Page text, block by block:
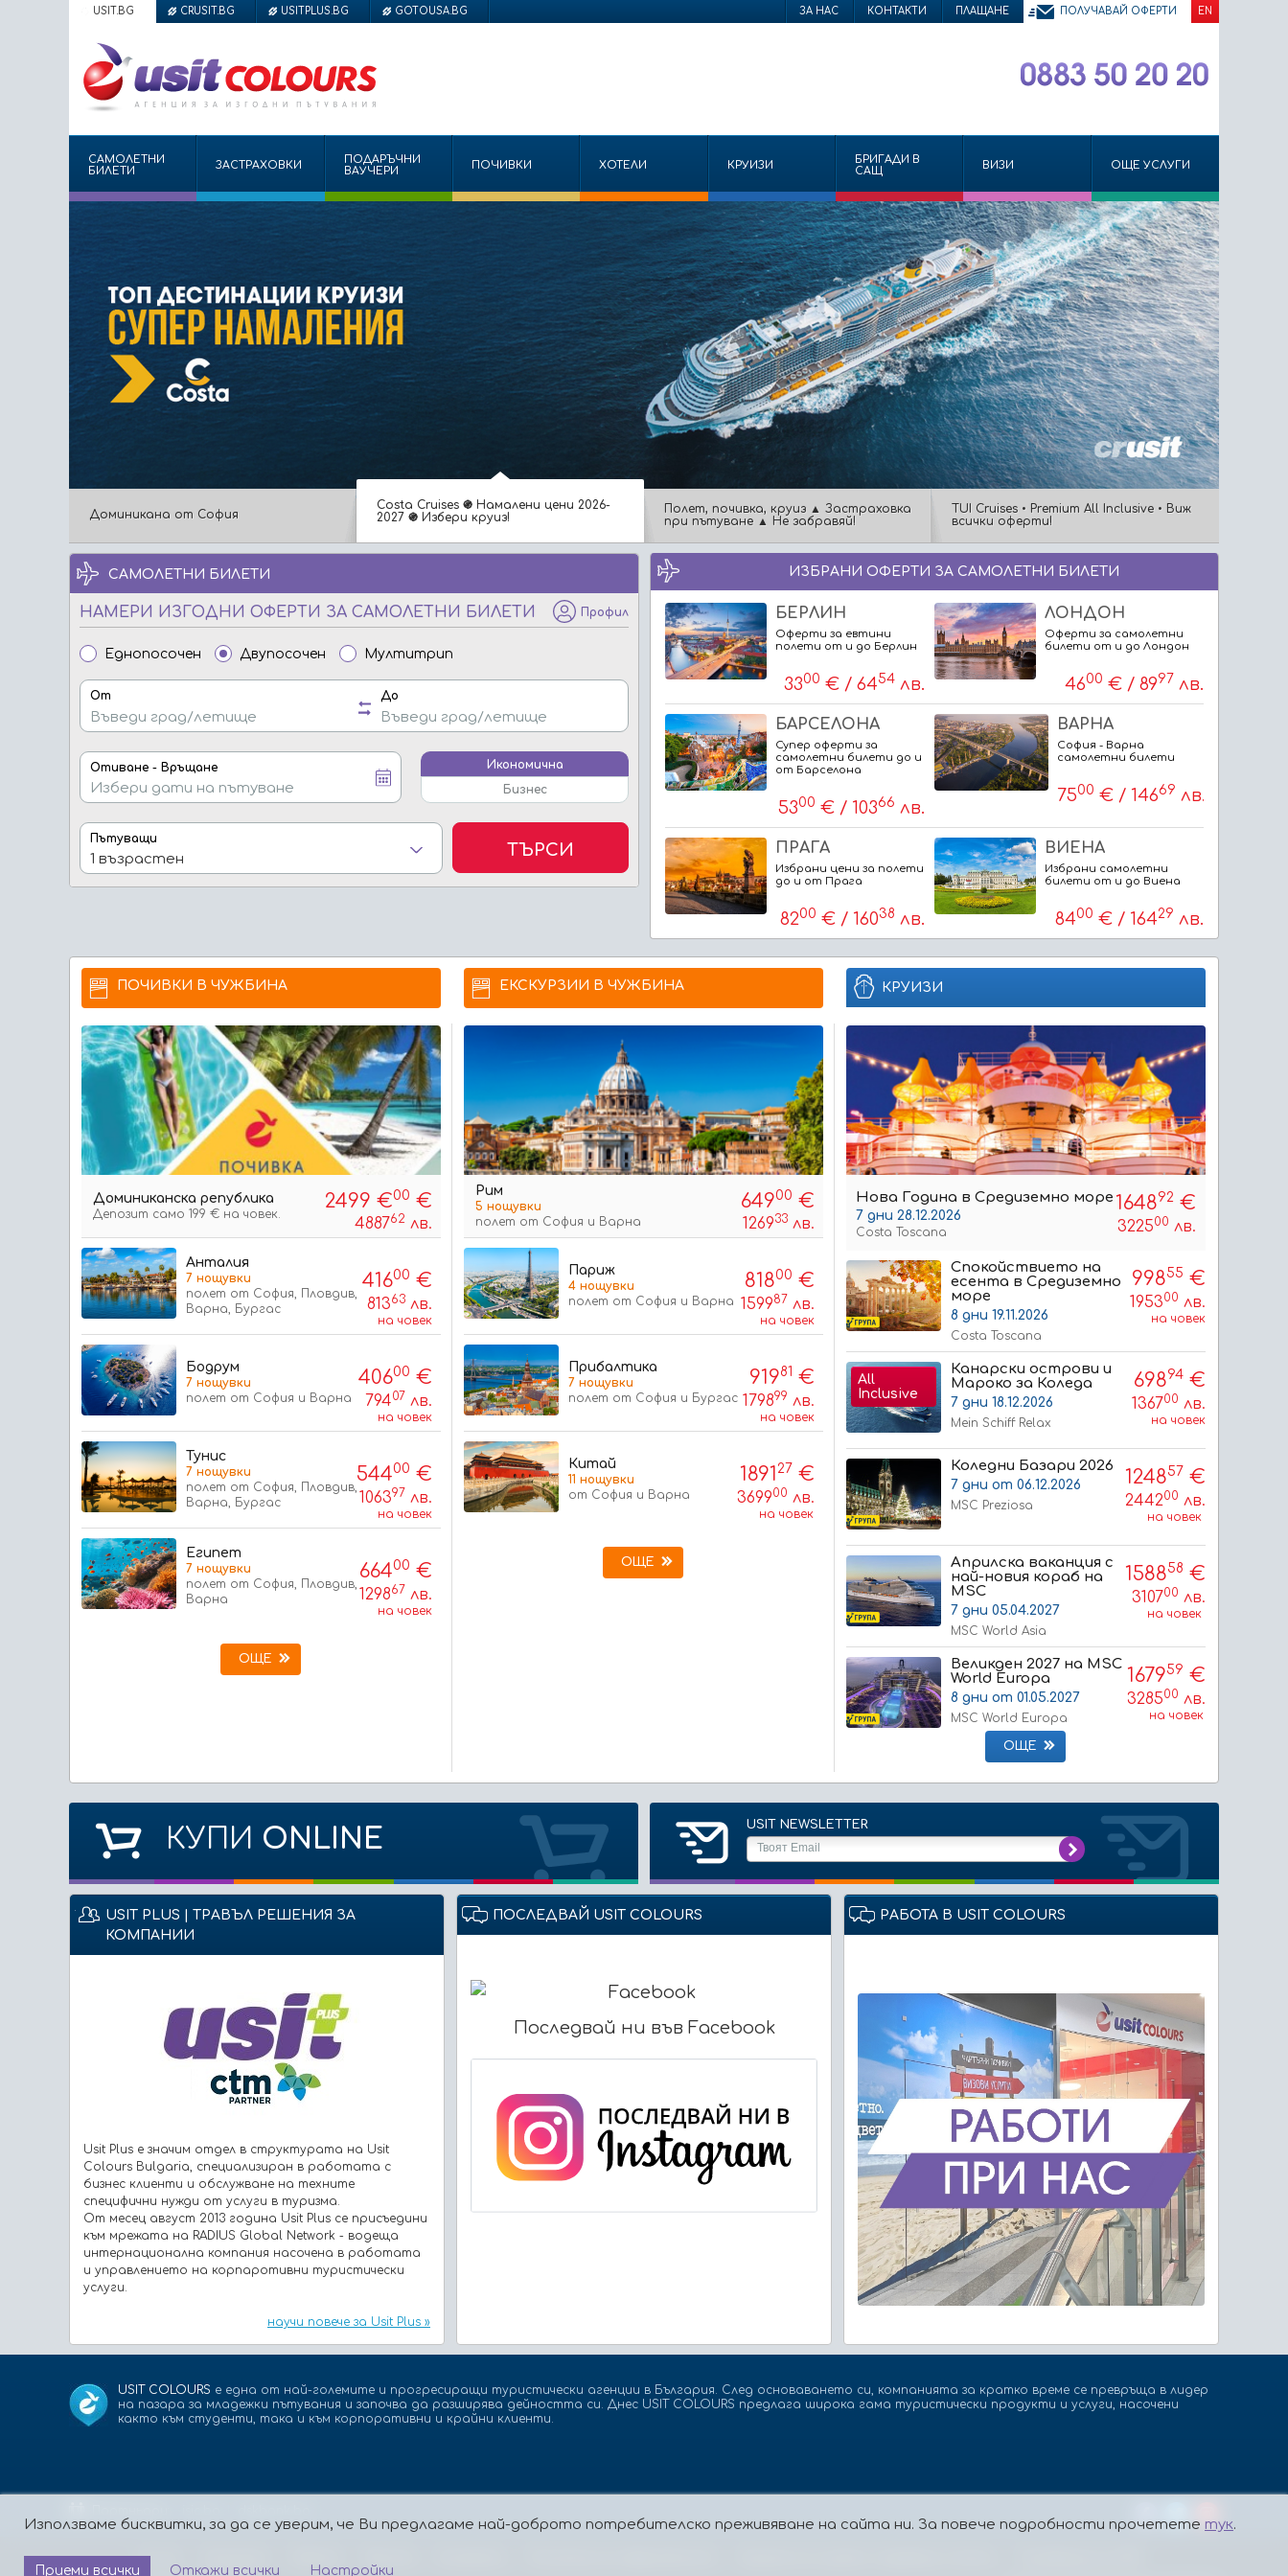
USIT.BG CRUSIT.BG USITPLUS.BG GOTOUSA.BG ЗА НАС КОНТАКТИ ПЛАЩАНЕ ПОЛУЧАВАЙ ОФЕРТИ EN
САМОЛЕТНИ
БИЛЕТИ
ЗАСТРАХОВКИ
ПОДАРЪЧНИ
ВАУЧЕРИ
ПОЧИВКИ ХОТЕЛИ КРУИЗИ
БРИГАДИ В
САЩ
ВИЗИ ОЩЕ УСЛУГИ
Доминикана от София
Costa Cruises ֍ Намалени цени 2026-
2027 ֍ Избери круиз!
Полет, почивка, круиз ▲ Застраховка
при пътуване ▲ Не забравяй!
TUI Cruises • Premium All Inclusive • Виж
всички оферти!
САМОЛЕТНИ БИЛЕТИ
НАМЕРИ ИЗГОДНИ ОФЕРТИ ЗА САМОЛЕТНИ БИЛЕТИ Профил
Еднопосочен Двупосочен Мултитрип
От До
Отиване - Връщане
Икономична
Бизнес
Пътуващи
ТЪРСИ
ИЗБРАНИ ОФЕРТИ ЗА САМОЛЕТНИ БИЛЕТИ
БЕРЛИН
Оферти за евтини
полети от и до Берлин
3300 € / 6454 лв.
ЛОНДОН
Оферти за самолетни
билети от и до Лондон
4600 € / 8997 лв.
БАРСЕЛОНА
Супер оферти за
самолетни билети до и
от Барселона
5300 € / 10366 лв.
ВАРНА
София - Варна
самолетни билети
7500 € / 14669 лв.
ПРАГА
Избрани цени за полети
до и от Прага
8200 € / 16038 лв.
ВИЕНА
Избрани самолетни
билети от и до Виена
8400 € / 16429 лв.
ПОЧИВКИ В ЧУЖБИНА
Доминиканска република
Депозит само 199 € на човек.
2499 €00 €
488762 лв.
на човек
Анталия
7 нощувки
полет от София, Пловдив,
Варна, Бургас
41600 €
81363лв.
на човек
Бодрум
7 нощувки
полет от София и Варна
40600 €
79407 лв.
на човек
Тунис
7 нощувки
полет от София, Пловдив,
Варна, Бургас
54400 €
106397 лв.
на човек
Египет
7 нощувки
полет от София, Пловдив,
Варна
66400 €
129867 лв.
на човек
ОЩЕ
ЕКСКУРЗИИ В ЧУЖБИНА
Рим
5 нощувки
полет от София и Варна
64900 €
126933лв.
на човек
Париж
4 нощувки
полет от София и Варна
81800 €
159987 лв.
на човек
Прибалтика
7 нощувки
полет от София и Бургас
91981 €
179899 лв.
на човек
Китай
11 нощувки
от София и Варна
1891 27 €
369900 лв.
на човек
ОЩЕ
КРУИЗИ
164892 €
322500 лв.
Нова Година в Средиземно море
7 дни 28.12.2026
Costa Toscana
99855 €
195300 лв.
на човек
Спокойствието на
есента в Средиземно
море
8 дни 19.11.2026
Costa Toscana
69894€
136700 лв.
на човек
All
Inclusive
Канарски острови и
Мароко за Коледа
7 дни 18.12.2026
Mein Schiff Relax
124857 €
244200 лв.
на човек
Коледни Базари 2026
7 дни от 06.12.2026
MSC Preziosa
158858 €
310700 лв.
на човек
Априлска ваканция с
най-новия кораб на
MSC
7 дни 05.04.2027
MSC World Asia
167959 €
328500 лв.
на човек
Великден 2027 на MSC
World Europa
8 дни от 01.05.2027
MSC World Europa
ОЩЕ
КУПИ ONLINE USIT NEWSLETTER
USIT PLUS | ТРАВЪЛ РЕШЕНИЯ ЗА
КОМПАНИИ
Usit Plus e значим отдел в структурата на Usit
Colours Bulgaria, специализиран в работата с
бизнес клиенти и обслужване на техните
специфични нужди от услуги в туризма.
От месец август 2013 година Usit Plus се присъедини
към мрежата на RADIUS Global Network - водеща
интернационална компания насочена в работата
и управлението на корпаротивни туристически
услуги.
научи повече за Usit Plus »
ПОСЛЕДВАЙ USIT COLOURS
Последвай ни във Facebook
РАБОТА В USIT COLOURS
USIT COLOURS е една от най-големите и прогресиращи туристически агенции в България. След основаването си, компанията за кратко време се превръща в лидер
на пазара за младежки пътувания и започва да разширява дейността си. Днес USIT COLOURS предлага широка гама туристически продукти и услуги, насочени
както към студенти, така и към корпоративни и крайни клиенти.
За нас
Използваме бисквитки, за да се уверим, че Ви предлагаме най-доброто потребителско преживяване на сайта ни. За повече подробности прочетете тук.
Приеми всички Откажи всички Настройки